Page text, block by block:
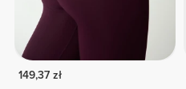
149,37 zł